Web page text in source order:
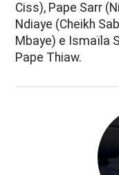
Ciss), Pape Sarr
Ndiaye (Cheikh
Mbaye) e Ismaïla
Pape Thiaw.